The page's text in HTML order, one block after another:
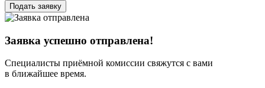
Подать заявку
Заявка успешно отправлена!
Специалисты приёмной комиссии свяжутся с вами
в ближайшее время.